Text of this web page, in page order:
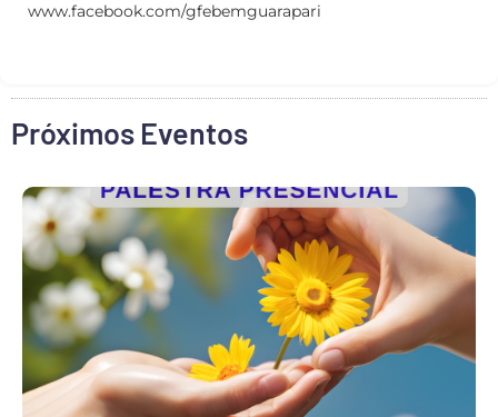
www.facebook.com/gfebemguarapari
Próximos Eventos